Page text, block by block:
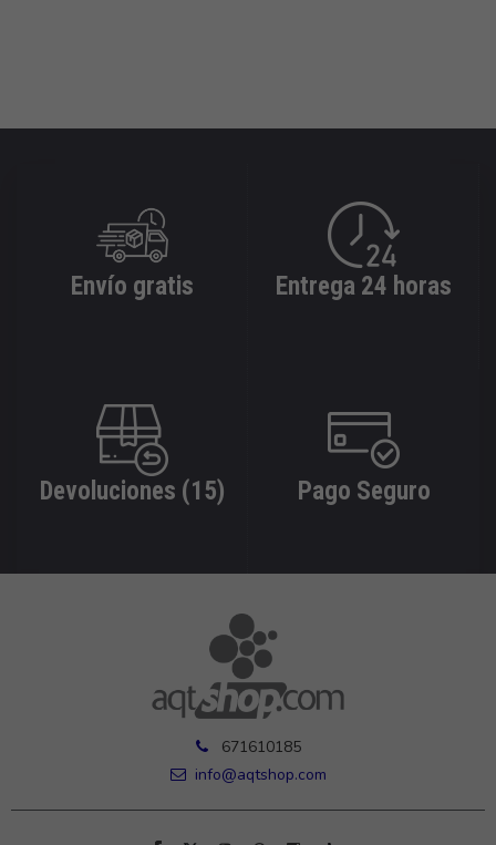
Envío gratis Entrega 24 horas
Devoluciones (15) Pago Seguro
671610185
info@aqtshop.com